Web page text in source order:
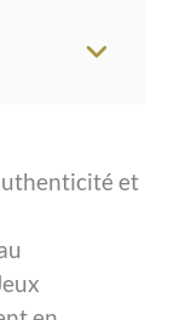
et